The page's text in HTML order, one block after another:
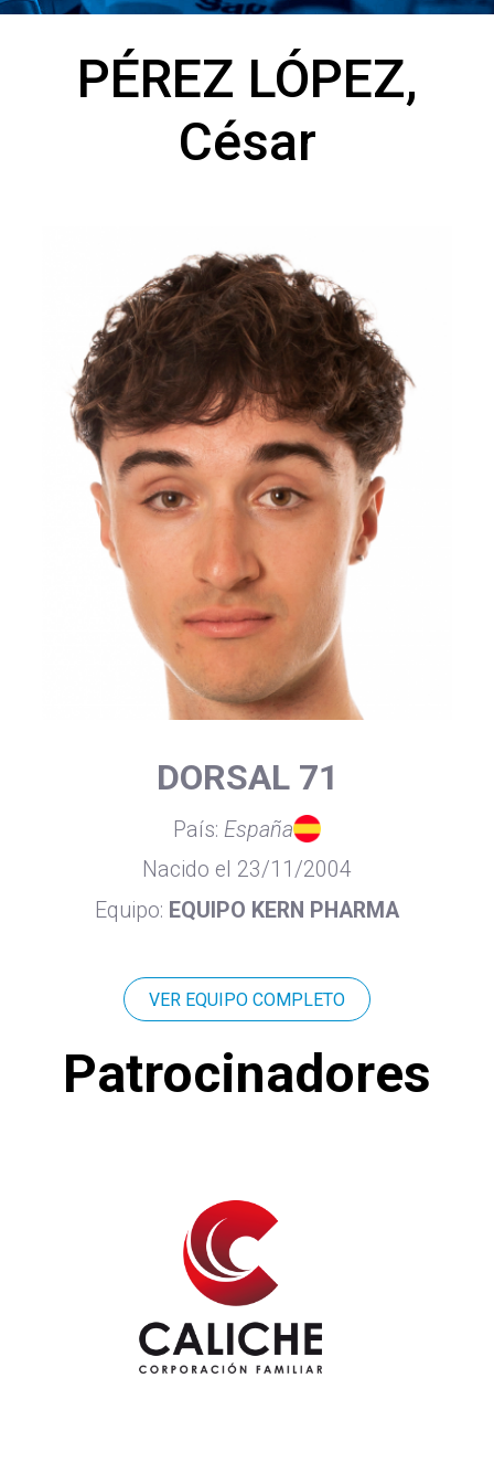
PÉREZ LÓPEZ,
César
DORSAL 71
País: España
Nacido el 23/11/2004
Equipo: EQUIPO KERN PHARMA
VER EQUIPO COMPLETO
Patrocinadores